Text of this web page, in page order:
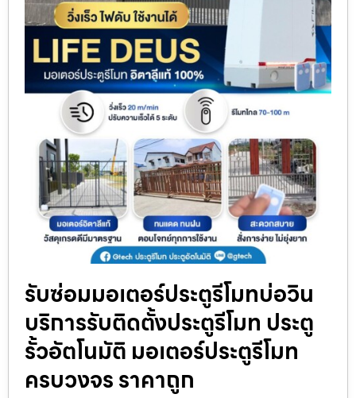
รับซ่อมมอเตอร์ประตูรีโมทบ่อวิน
บริการรับติดตั้งประตูรีโมท ประตู
รั้วอัตโนมัติ มอเตอร์ประตูรีโมท
ครบวงจร ราคาถูก